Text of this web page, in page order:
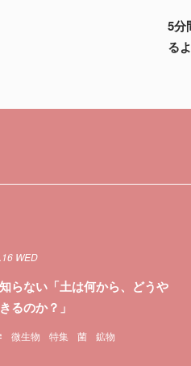
5分
る
微生物 特集 菌 鉱物
WED
らない「土は何から、どうや
るのか？」